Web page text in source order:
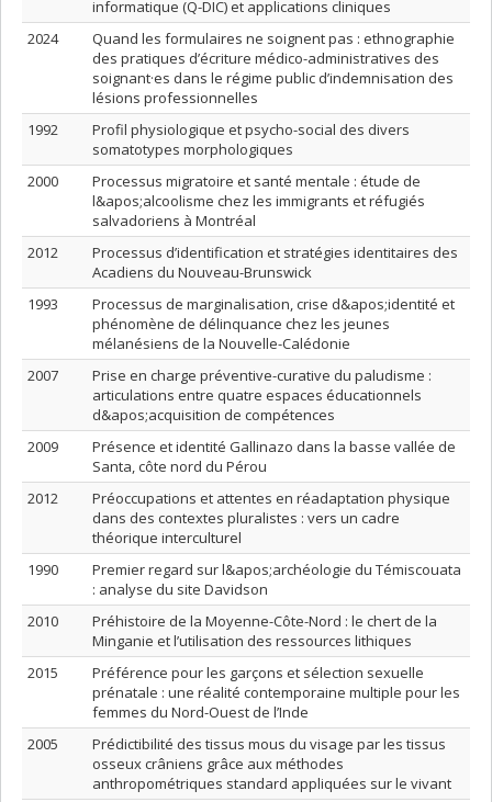
informatique (Q-DIC) et applications cliniques
2024
Quand les formulaires ne soignent pas : ethnographie
des pratiques d’écriture médico-administratives des
soignant·es dans le régime public d’indemnisation des
lésions professionnelles
1992
Profil physiologique et psycho-social des divers
somatotypes morphologiques
2000
Processus migratoire et santé mentale : étude de
l&apos;alcoolisme chez les immigrants et réfugiés
salvadoriens à Montréal
2012
Processus d’identification et stratégies identitaires des
Acadiens du Nouveau-Brunswick
1993
Processus de marginalisation, crise d&apos;identité et
phénomène de délinquance chez les jeunes
mélanésiens de la Nouvelle-Calédonie
2007
Prise en charge préventive-curative du paludisme :
articulations entre quatre espaces éducationnels
d&apos;acquisition de compétences
2009
Présence et identité Gallinazo dans la basse vallée de
Santa, côte nord du Pérou
2012
Préoccupations et attentes en réadaptation physique
dans des contextes pluralistes : vers un cadre
théorique interculturel
1990
Premier regard sur l&apos;archéologie du Témiscouata
: analyse du site Davidson
2010
Préhistoire de la Moyenne-Côte-Nord : le chert de la
Minganie et l’utilisation des ressources lithiques
2015
Préférence pour les garçons et sélection sexuelle
prénatale : une réalité contemporaine multiple pour les
femmes du Nord-Ouest de l’Inde
2005
Prédictibilité des tissus mous du visage par les tissus
osseux crâniens grâce aux méthodes
anthropométriques standard appliquées sur le vivant